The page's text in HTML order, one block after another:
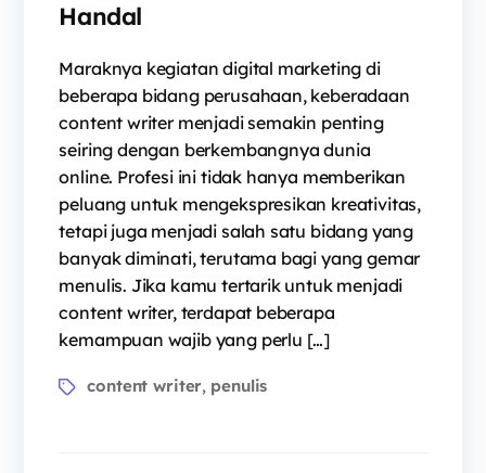
Handal
Maraknya kegiatan digital marketing di
beberapa bidang perusahaan, keberadaan
content writer menjadi semakin penting
seiring dengan berkembangnya dunia
online. Profesi ini tidak hanya memberikan
peluang untuk mengekspresikan kreativitas,
tetapi juga menjadi salah satu bidang yang
banyak diminati, terutama bagi yang gemar
menulis. Jika kamu tertarik untuk menjadi
content writer, terdapat beberapa
kemampuan wajib yang perlu […]
content writer, penulis